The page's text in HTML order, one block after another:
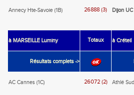
Annecy Hte-Savoie (1B) 26888 (3) Dijon UC
à MARSEILLE Luminy Totaux à Créteil
Résultats complets ->
AC Cannes (1C) 26072 (2) Athlé